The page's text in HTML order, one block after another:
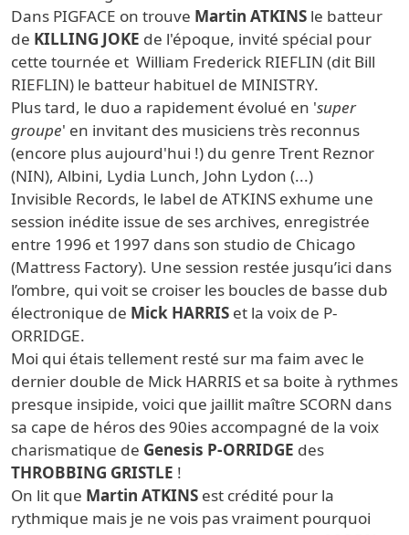
Dans PIGFACE on trouve Martin ATKINS le batteur
de KILLING JOKE de l'époque, invité spécial pour
cette tournée et William Frederick RIEFLIN (dit Bill
RIEFLIN) le batteur habituel de MINISTRY.
Plus tard, le duo a rapidement évolué en 'super
groupe' en invitant des musiciens très reconnus
(encore plus aujourd'hui !) du genre Trent Reznor
(NIN), Albini, Lydia Lunch, John Lydon (...)
Invisible Records, le label de ATKINS exhume une
session inédite issue de ses archives, enregistrée
entre 1996 et 1997 dans son studio de Chicago
(Mattress Factory). Une session restée jusqu’ici dans
l’ombre, qui voit se croiser les boucles de basse dub
électronique de Mick HARRIS et la voix de P-
ORRIDGE.
Moi qui étais tellement resté sur ma faim avec le
dernier double de Mick HARRIS et sa boite à rythmes
presque insipide, voici que jaillit maître SCORN dans
sa cape de héros des 90ies accompagné de la voix
charismatique de Genesis P-ORRIDGE des
THROBBING GRISTLE !
On lit que Martin ATKINS est crédité pour la
rythmique mais je ne vois pas vraiment pourquoi